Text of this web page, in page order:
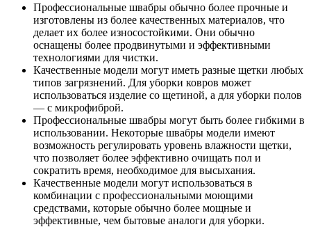
Профессиональные швабры обычно более прочные и
изготовлены из более качественных материалов, что
делает их более износостойкими. Они обычно
оснащены более продвинутыми и эффективными
технологиями для чистки.
Качественные модели могут иметь разные щетки любых
типов загрязнений. Для уборки ковров может
использоваться изделие со щетиной, а для уборки полов
— с микрофиброй.
Профессиональные швабры могут быть более гибкими в
использовании. Некоторые швабры модели имеют
возможность регулировать уровень влажности щетки,
что позволяет более эффективно очищать пол и
сократить время, необходимое для высыхания.
Качественные модели могут использоваться в
комбинации с профессиональными моющими
средствами, которые обычно более мощные и
эффективные, чем бытовые аналоги для уборки.